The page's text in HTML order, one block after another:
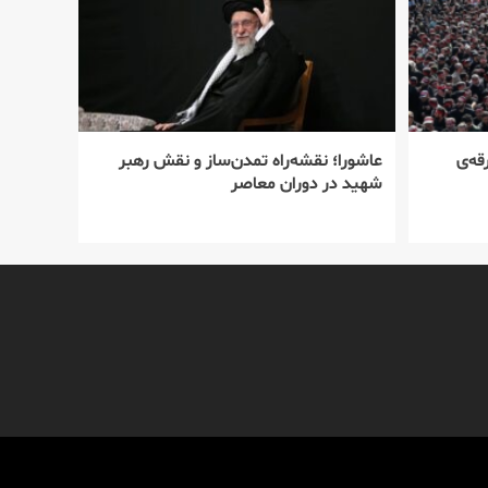
عاشورا؛ نقشه‌راه تمدن‌ساز و نقش رهبر
شهید در دوران معاصر